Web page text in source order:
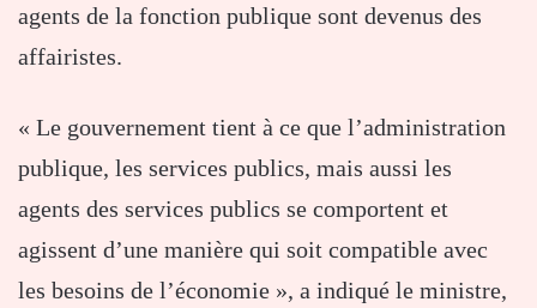
agents de la fonction publique sont devenus des
affairistes.
« Le gouvernement tient à ce que l’administration
publique, les services publics, mais aussi les
agents des services publics se comportent et
agissent d’une manière qui soit compatible avec
les besoins de l’économie », a indiqué le ministre,